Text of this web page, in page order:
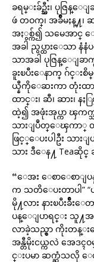
ခရမ္းခ်ဥ္သီး၊ ပုဇြန္
ဖဴ တဝက္၊ အခ်ိဳမႈန္႔
အႏွစ္က်၍ သမေအာင္
အခါ ညွပ္ထားေသာ နံ
သာအခါ ပုဇြန္ေျခာ
ခူးၿပီးေနာက္ ဂ်င္
ယ္နီကိုေဆးကာ တုံးထာ
ထာင္း၊ ဆီ၊ ဆား၊
ထဲ့၍ အဖုံးအုပ္ကာ ၾ
သားျပဳတ္ေၾကာ္ တည္
ဖြင့္ေပးပါဦး သား
သား ဒီေန႔ Teaဆိုင္ ခ
“ေအး ေစာေစာျပ
က သတိေပးတာပါ”
မို႔လား နားၿပီးခ်ိဳး
ပန္ေျပာရင္း သူ႔
လာခဲ့သည္မွာ ကိုးတ
အန္တီမိုးငယ္ကလဲ အေဒ
င္းပမာ ဆက္ဆံသလို